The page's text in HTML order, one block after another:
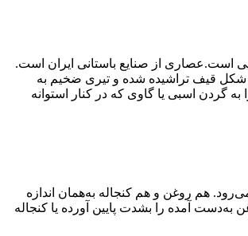
است.عصاری از صنایع باستانی ایران است.
کنند. سطح بالایی استوانه به شکل قیف تراشیده شده و تیری ضخیم به
به گردن اسبی یا گاوی که در کنار استوانه
هم روغن و هم کنجاله به‌همان اندازه
به‌دست آمده را بشدت پایین آورده یا کنجاله